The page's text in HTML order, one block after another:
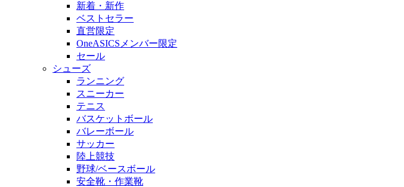
新着・新作
ベストセラー
直営限定
OneASICSメンバー限定
セール
シューズ
ランニング
スニーカー
テニス
バスケットボール
バレーボール
サッカー
陸上競技
野球/ベースボール
安全靴・作業靴